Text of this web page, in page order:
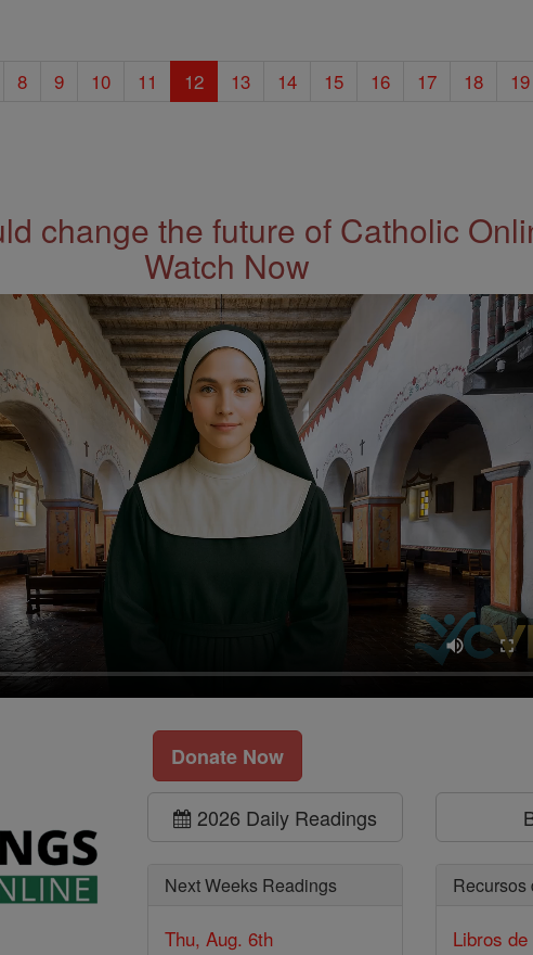
8 9 10 11 12 13 14 15 16 17 18 19
change the future of Catholic
Watch Now
Donate Now
2026 Daily Readings
Next Weeks Readings
Thu, Aug. 6th
Libros